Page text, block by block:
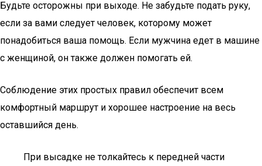
Будьте осторожны при выходе. Не забудьте подать руку,
если за вами следует человек, которому может
понадобиться ваша помощь. Если мужчина едет в машине
с женщиной, он также должен помогать ей.
Соблюдение этих простых правил обеспечит всем
комфортный маршрут и хорошее настроение на весь
оставшийся день.
При высадке не толкайтесь к передней части